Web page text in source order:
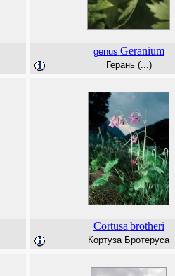
genus Geranium
Герань (...)
Cortusa brotheri
Кортуза Бротеруса